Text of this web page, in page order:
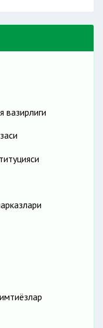
унинг
стационарда
ҳақли.
вазирлиги